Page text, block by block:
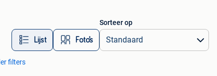
Lijst Foto’s
Sorteer op
filters